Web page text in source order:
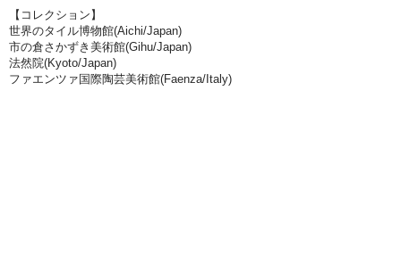
【コレクション】
世界のタイル博物館(Aichi/Japan)
市の倉さかずき美術館(Gihu/Japan)
法然院(Kyoto/Japan)
ファエンツァ国際陶芸美術館(Faenza/Italy)